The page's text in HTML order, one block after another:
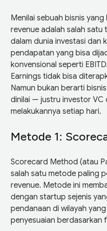
Menilai sebuah bisnis
revenue adalah salah
dalam dunia investasi dan
pendapatan yang bisa
konvensional seperti
Earnings tidak bisa
Namun bukan berarti
dinilai — justru investor VC
melakukannya setiap hari.
Metode 1:
Scorecard Method (atau
salah satu metode paling
revenue. Metode ini
dengan startup sejenis
pendanaan di wilayah
penyesuaian